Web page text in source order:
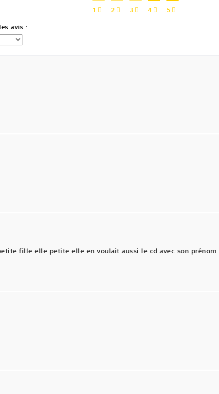
1 2 3 4 5
avis :
fille elle petite elle en voulait aussi le cd avec son prénom.